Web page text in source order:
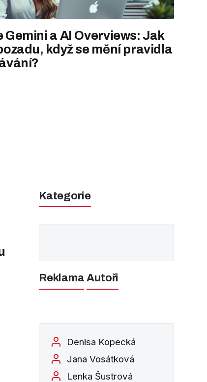
Gemini a AI Overviews: Jak
když se mění pravidla
Kategorie
Reklama Autoři
Denisa Kopecká
Jana Vosátková
Lenka Šustrová